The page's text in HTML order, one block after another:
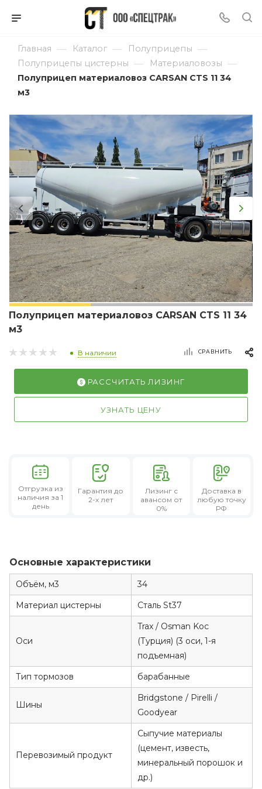
Главная — Каталог — Полуприцепы —
Полуприцепы цистерны — Материаловозы —
Полуприцеп материаловоз CARSAN CTS 11 34
м3
Полуприцеп материаловоз CARSAN CTS 11 34
м3
В наличии СРАВНИТЬ
РАССЧИТАТЬ ЛИЗИНГ
УЗНАТЬ ЦЕНУ
Отгрузка из
наличия за 1
день
Гарантия до
2-х лет
Лизингс
авансом от
0%
Доставка в
любую точку
РФ
Основные характеристики
Объём, м3
34
Материал цистерны
Сталь St37
Оси
Trax / Osman Koc
(Турция) (3 оси, 1-я
подъемная)
Тип тормозов
барабанные
Шины
Bridgstone / Pirelli /
Goodyear
Перевозимый продукт
Сыпучие материалы
(цемент, известь,
минеральный порошок и
др.)